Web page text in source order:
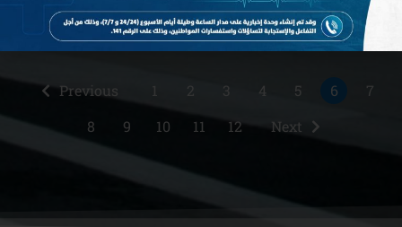
Previous 1 2 3 4 5 6
7
8
9 10 11 12 Next